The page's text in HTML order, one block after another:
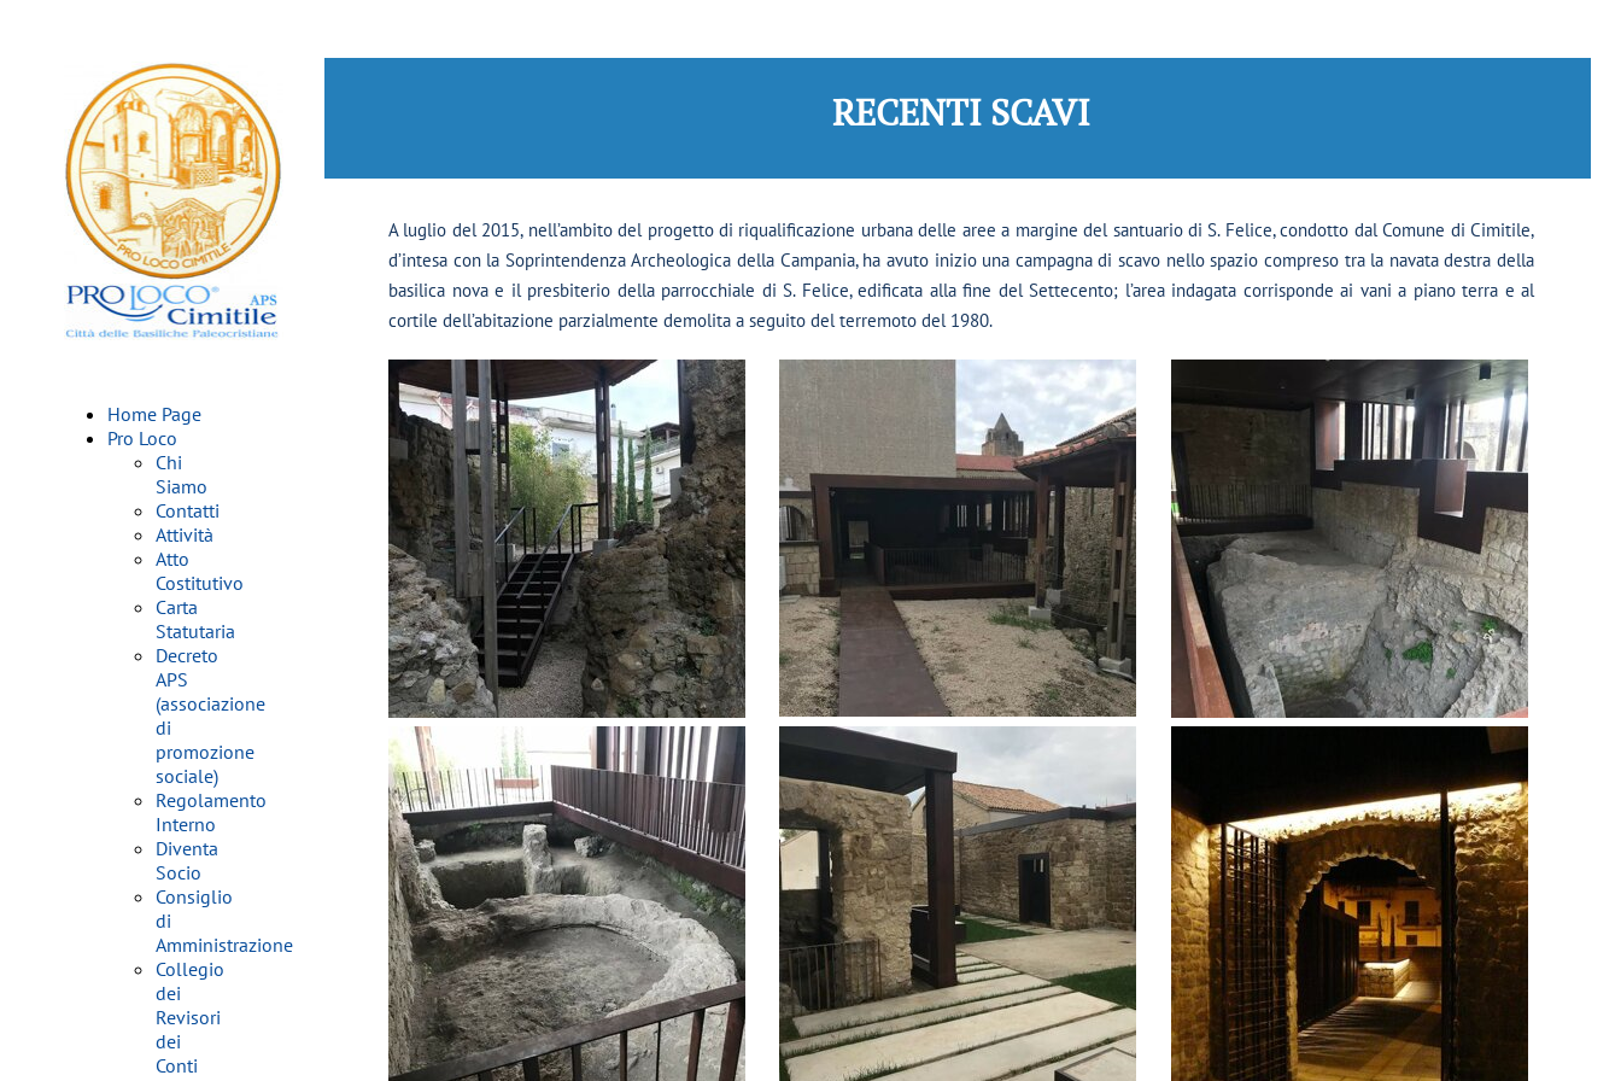
RECENTI SCAVI
A luglio del 2015, nell’ambito del progetto di riqualiﬁcazione urbana delle aree a margine del santuario di S. Felice, condotto dal Comune di Cimitile,
d’intesa con la Soprintendenza Archeologica della Campania, ha avuto inizio una campagna di scavo nello spazio compreso tra la navata destra della
basilica nova e il presbiterio della parrocchiale di S. Felice, ediﬁcata alla ﬁne del Settecento; l’area indagata corrisponde ai vani a piano terra e al
cortile dell’abitazione parzialmente demolita a seguito del terremoto del 1980.
Home Page
Pro Loco
Chi
Siamo
Contatti
Attività
Atto
Costitutivo
Carta
Statutaria
Decreto
APS
(associazione
di
promozione
sociale)
Regolamento
Interno
Diventa
Socio
Consiglio
di
Amministrazione
Collegio
dei
Revisori
dei
Conti